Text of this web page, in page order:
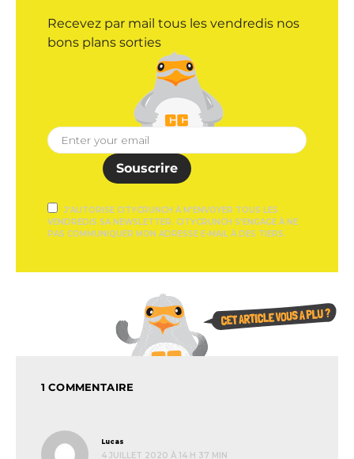
Recevez par mail tous les vendredis nos
bons plans sorties
Souscrire
J'AUTORISE CITYCRUNCH À M'ENVOYER TOUS LES
VENDREDIS SA NEWSLETTER. CITYCRUNCH S'ENGAGE À NE
PAS COMMUNIQUER MON ADRESSE E-MAIL À DES TIERS.
1 COMMENTAIRE
Lucas
4 JUILLET 2020 À 14 H 37 MIN